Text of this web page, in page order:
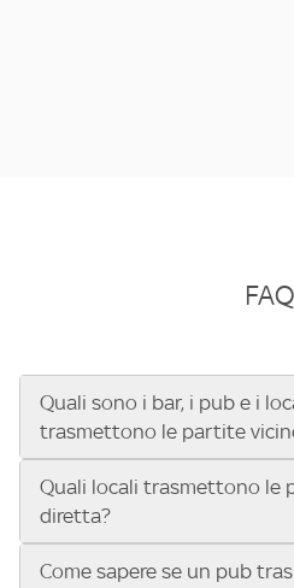
FAQ
Quali sono i bar, i pub e i
trasmettono le partite
Se cerchi un bar, pub, ristorante
vedere le partite di Serie A
UEFA Champions League, la
Conference League, il Tennis, la
Quali locali trasmettono le
diretta?
Vuoi sapere quali bar, pub o
Come sapere se un pub